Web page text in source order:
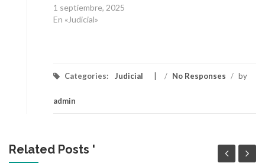
1 septiembre, 2025
En «Judicial»
Categories: Judicial / No Responses / by
admin
Related Posts '